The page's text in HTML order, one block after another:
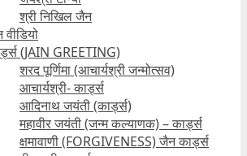
श्री निखिल जैन
(JAIN GREETING)
शरद पूर्णिमा (आचार्यश्री जन्मोत्सव)
आचार्यश्री- कार्ड्स
आदिनाथ जयंती (कार्ड्स)
महावीर जयंती (जन्म कल्याणक) – कार्ड्स
क्षमावाणी (FORGIVENESS) जैन कार्ड्स